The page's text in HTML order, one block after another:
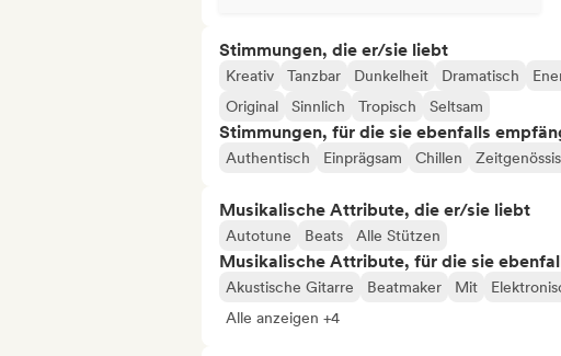
Stimmungen, die er/sie liebt
Kreativ Tanzbar Dunkelheit Dramatisch
Original
Sinnlich Tropisch Seltsam
Stimmungen, für die sie ebenfalls
Authentisch Einprägsam Chillen
Musikalische Attribute, die er/sie liebt
Autotune Beats Alle Stützen
Musikalische Attribute, für die sie
Akustische Gitarre Beatmaker Mit
Alle anzeigen +4